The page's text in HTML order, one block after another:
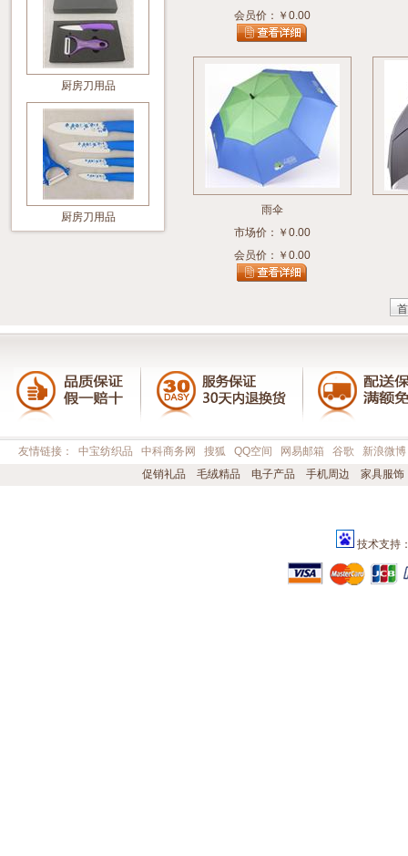
厨房刀用品
厨房刀用品
会员价：￥0.00
雨伞
市场价：￥0.00
会员价：￥0.00
友情链接： 中宝纺织品 中科商务网 搜狐 QQ空间 网易邮箱 谷歌
新浪微博
促销礼品
毛绒精品 电子产品 手机周边 家具服饰
技术支持